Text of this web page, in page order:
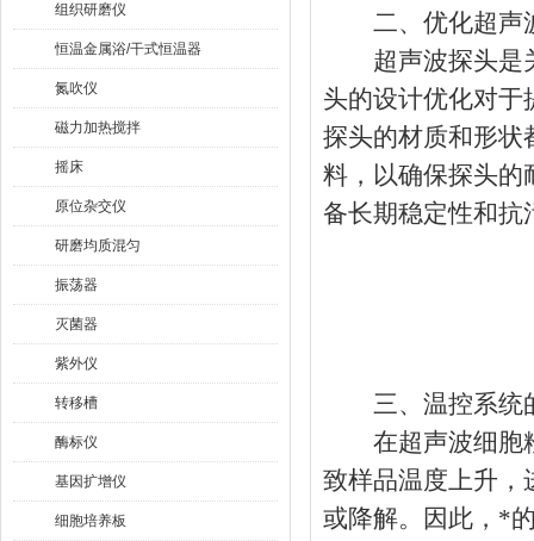
组织研磨仪
恒温金属浴/干式恒温器
氮吹仪
磁力加热搅拌
摇床
原位杂交仪
研磨均质混匀
振荡器
灭菌器
紫外仪
转移槽
酶标仪
基因扩增仪
细胞培养板
二、优化超声
超声波探头是关
头的设计优化对于
探头的材质和形状
料，以确保探头的
备长期稳定性和抗
三、温控系统
在超声波细胞粉
致样品温度上升，
或降解。因此，*